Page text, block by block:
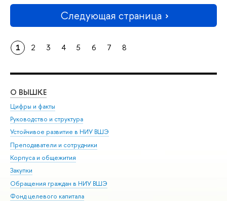
Следующая страница
1 2 3 4 5 6 7 8
О ВЫШКЕ
Цифры и факты
Руководство и структура
Устойчивое развитие в НИУ ВШЭ
Преподаватели и сотрудники
Корпуса и общежития
Закупки
Обращения граждан в НИУ ВШЭ
Фонд целевого капитала